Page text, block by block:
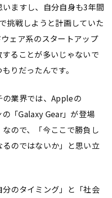
ますし、自分自身も3年間
挑戦しようと計画していた
ェア系のスタートアップ
ることが多いじゃないで
りだったんです。
業界では、Appleの
「Galaxy Gear」が登場
ので、「今ここで勝負し
のではないか」と思い立
のタイミング」と「社会